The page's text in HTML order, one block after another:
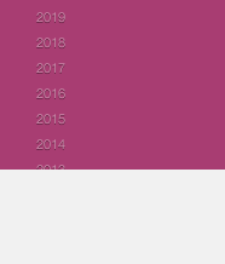
2019
2018
2017
2016
2015
2014
2013